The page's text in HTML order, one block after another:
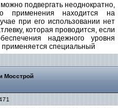
подвергать неоднократно,
применения находится на
при его использовании нет
которая проводится, если
надежного уровня
специальный
Мосстрой